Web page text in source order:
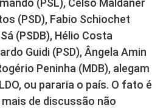
(PSL), Celso Maldaner
(PSD), Fabio Schiochet
(PSDB), Hélio Costa
Guidi (PSD), Ângela Amin
Peninha (MDB), alegam
ou pararia o país. O fato é
de discussão não